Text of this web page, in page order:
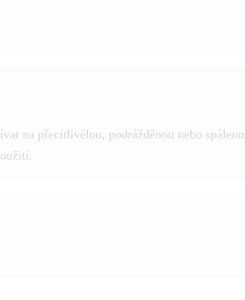
na přecitlivělou, podrážděnou nebo